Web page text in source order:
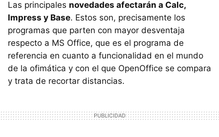
Las principales novedades afectarán a Calc,
Impress y Base. Estos son, precisamente los
programas que parten con mayor desventaja
respecto a MS Office, que es el programa de
referencia en cuanto a funcionalidad en el mundo
de la ofimática y con el que OpenOffice se compara
y trata de recortar distancias.